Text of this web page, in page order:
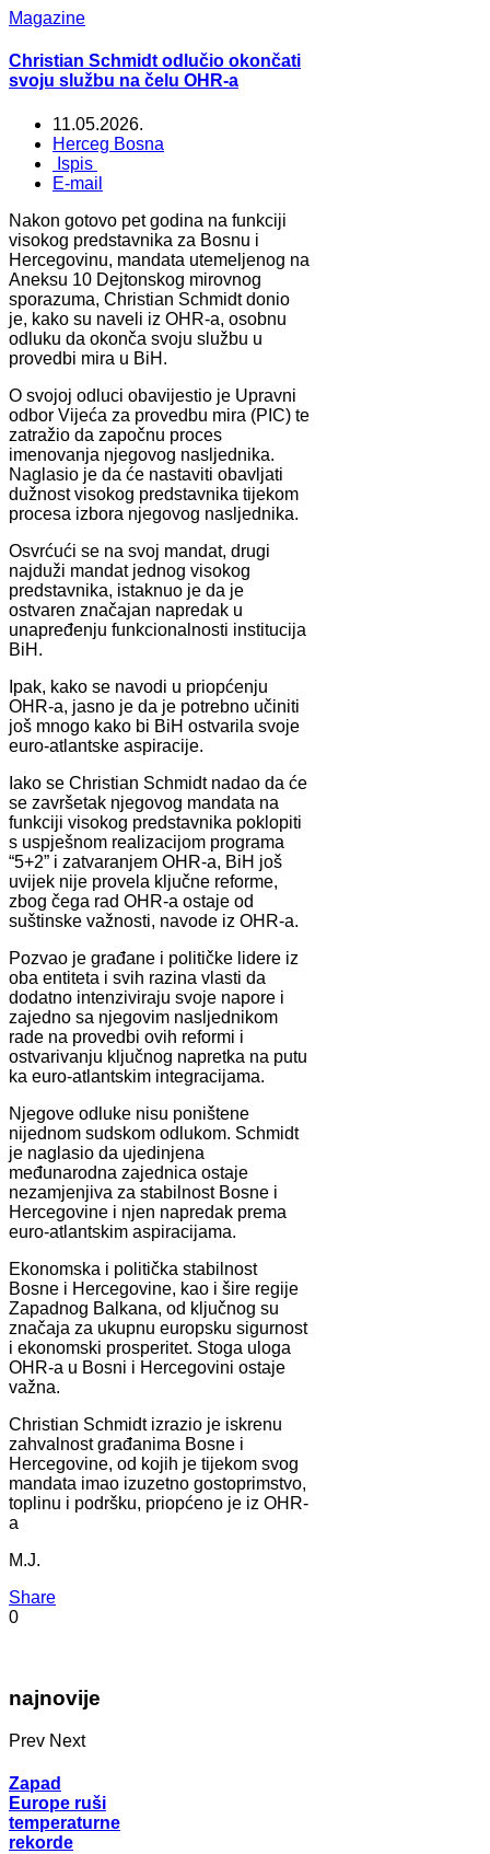
Magazine
Christian Schmidt odlučio okončati
svoju službu na čelu OHR-a
11.05.2026.
Herceg Bosna
Ispis
E-mail
Nakon gotovo pet godina na funkciji
visokog predstavnika za Bosnu i
Hercegovinu, mandata utemeljenog na
Aneksu 10 Dejtonskog mirovnog
sporazuma, Christian Schmidt donio
je, kako su naveli iz OHR-a, osobnu
odluku da okonča svoju službu u
provedbi mira u BiH.
O svojoj odluci obavijestio je Upravni
odbor Vijeća za provedbu mira (PIC) te
zatražio da započnu proces
imenovanja njegovog nasljednika.
Naglasio je da će nastaviti obavljati
dužnost visokog predstavnika tijekom
procesa izbora njegovog nasljednika.
Osvrćući se na svoj mandat, drugi
najduži mandat jednog visokog
predstavnika, istaknuo je da je
ostvaren značajan napredak u
unapređenju funkcionalnosti institucija
BiH.
Ipak, kako se navodi u priopćenju
OHR-a, jasno je da je potrebno učiniti
još mnogo kako bi BiH ostvarila svoje
euro-atlantske aspiracije.
Iako se Christian Schmidt nadao da će
se završetak njegovog mandata na
funkciji visokog predstavnika poklopiti
s uspješnom realizacijom programa
“5+2” i zatvaranjem OHR-a, BiH još
uvijek nije provela ključne reforme,
zbog čega rad OHR-a ostaje od
suštinske važnosti, navode iz OHR-a.
Pozvao je građane i političke lidere iz
oba entiteta i svih razina vlasti da
dodatno intenziviraju svoje napore i
zajedno sa njegovim nasljednikom
rade na provedbi ovih reformi i
ostvarivanju ključnog napretka na putu
ka euro-atlantskim integracijama.
Njegove odluke nisu poništene
nijednom sudskom odlukom. Schmidt
je naglasio da ujedinjena
međunarodna zajednica ostaje
nezamjenjiva za stabilnost Bosne i
Hercegovine i njen napredak prema
euro-atlantskim aspiracijama.
Ekonomska i politička stabilnost
Bosne i Hercegovine, kao i šire regije
Zapadnog Balkana, od ključnog su
značaja za ukupnu europsku sigurnost
i ekonomski prosperitet. Stoga uloga
OHR-a u Bosni i Hercegovini ostaje
važna.
Christian Schmidt izrazio je iskrenu
zahvalnost građanima Bosne i
Hercegovine, od kojih je tijekom svog
mandata imao izuzetno gostoprimstvo,
toplinu i podršku, priopćeno je iz OHR-
a
M.J.
Share
0
najnovije
Prev Next
Zapad
Europe ruši
temperaturne
rekorde